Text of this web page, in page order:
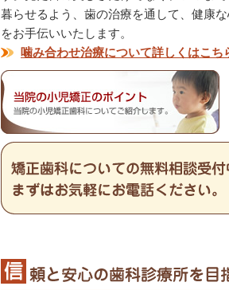
暮らせるよう、歯の治療を通して、健康
をお手伝いいたします。
噛み合わせ治療について詳しくはこち